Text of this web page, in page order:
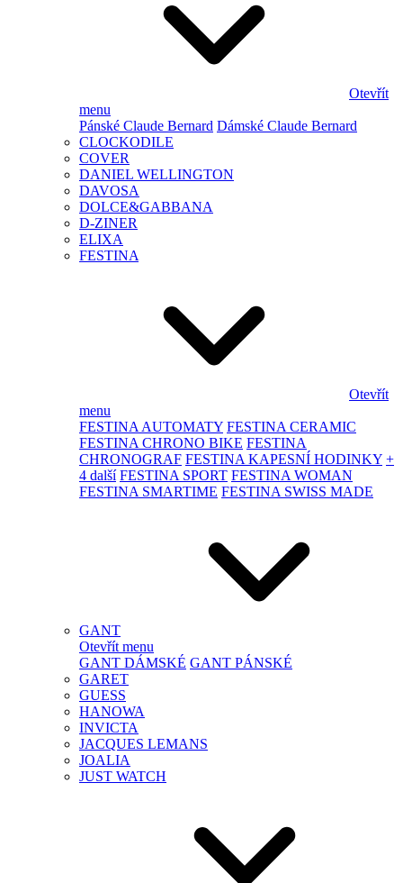
Otevřít
menu
Pánské Claude Bernard Dámské Claude Bernard
CLOCKODILE
COVER
DANIEL WELLINGTON
DAVOSA
DOLCE&GABBANA
D-ZINER
ELIXA
FESTINA
Otevřít
menu
FESTINA AUTOMATY FESTINA CERAMIC
FESTINA CHRONO BIKE FESTINA
CHRONOGRAF FESTINA KAPESNÍ HODINKY +
4 další FESTINA SPORT FESTINA WOMAN
FESTINA SMARTIME FESTINA SWISS MADE
GANT
Otevřít menu
GANT DÁMSKÉ GANT PÁNSKÉ
GARET
GUESS
HANOWA
INVICTA
JACQUES LEMANS
JOALIA
JUST WATCH